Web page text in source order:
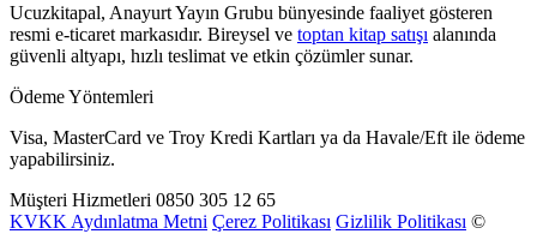
Ucuzkitapal, Anayurt Yayın Grubu bünyesinde faaliyet gösteren
resmi e-ticaret markasıdır. Bireysel ve toptan kitap satışı alanında
güvenli altyapı, hızlı teslimat ve etkin çözümler sunar.
Ödeme Yöntemleri
Visa, MasterCard ve Troy Kredi Kartları ya da Havale/Eft ile ödeme
yapabilirsiniz.
Müşteri Hizmetleri 0850 305 12 65
KVKK Aydınlatma Metni Çerez Politikası Gizlilik Politikası ©